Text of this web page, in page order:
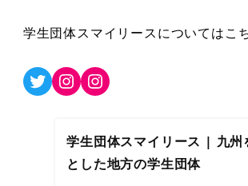
学生団体スマイリースについては
Twitter
Instagram
Instagram
学生団体スマイリース | 九州
とした地方の学生団体